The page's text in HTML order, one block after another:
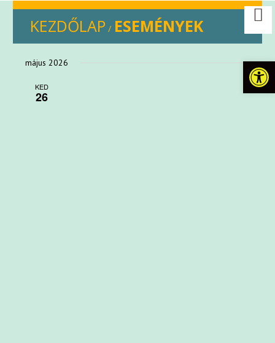
KEZDŐLAP / ESEMÉNYEK
május 2026
KED
26